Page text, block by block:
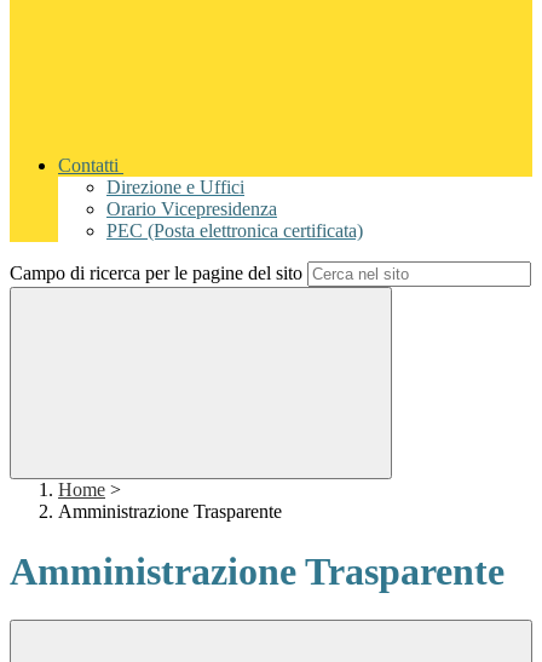
Contatti
Direzione e Uffici
Orario Vicepresidenza
PEC (Posta elettronica certificata)
Campo di ricerca per le pagine del sito
Home >
Amministrazione Trasparente
Amministrazione Trasparente